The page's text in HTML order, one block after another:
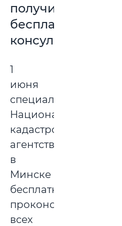
получить
бесплатную
консультацию
1
июня
специалисты
Национального
кадастрового
агентства
в
Минске
бесплатно
проконсультируют
всех